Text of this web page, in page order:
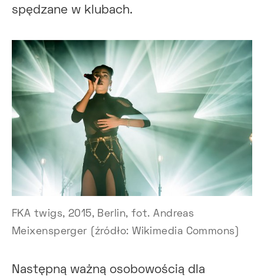
spędzane w klubach.
FKA twigs, 2015, Berlin, fot. Andreas
Meixensperger (źródło: Wikimedia Commons)
Następną ważną osobowością dla